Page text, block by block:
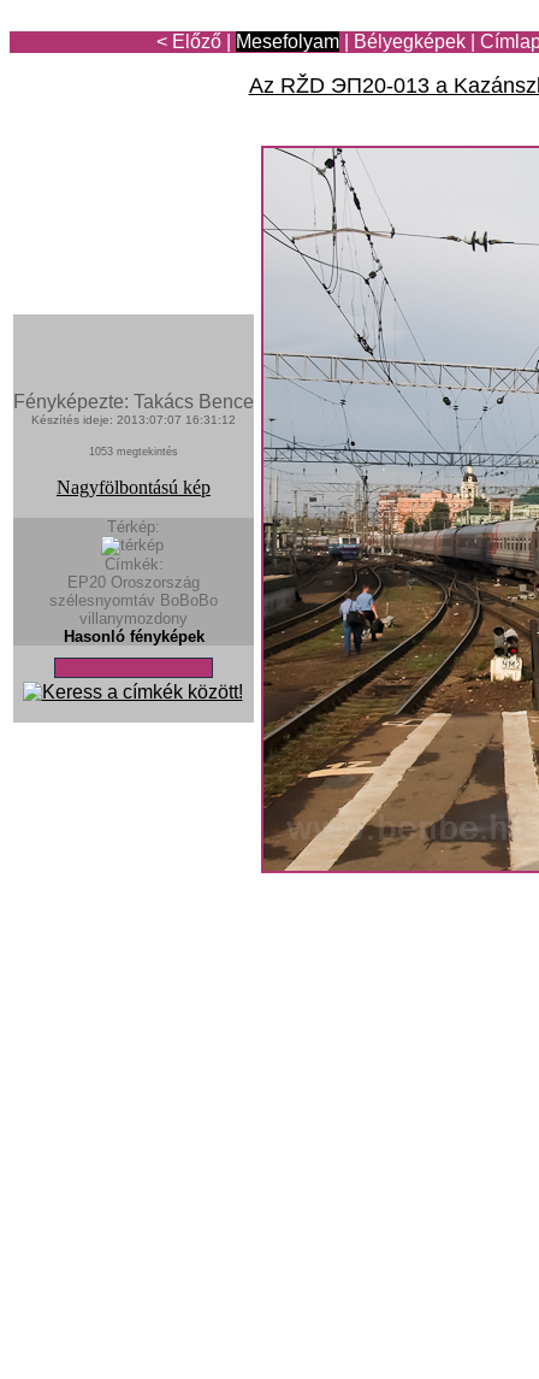
< Előző Mesefolyam Bélyegképek
Az RŽD ЭП20-013 a
Fényképezte: Takács Bence
Készítés ideje: 2013:07:07 16:31:12
1053 megtekintés
Nagyfölbontású kép
Térkép:
Címkék:
EP20 Oroszország
szélesnyomtáv BoBoBo
villanymozdony
Hasonló fényképek